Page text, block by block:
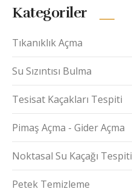
Kategoriler
Tıkanıklık Açma
Su Sızıntısı Bulma
Tesisat Kaçakları Tespiti
Pimaş Açma - Gider Açma
Noktasal Su Kaçağı Tespiti
Petek Temizleme